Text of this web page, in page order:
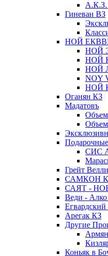
А.К.З.
Гиневан ВЗ
НОЙ
НОЙ
НОЙ
НОЙ
NOY
НОЙ
Оганян КЗ
Мадатовъ
СИС
Грейт
САМКОН
САЯТ -
Веди -
Арегак КЗ
Другие
Коньяк в